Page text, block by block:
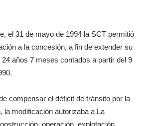
el 31 de mayo de 1994 la SCT permitió
a la concesión, a fin de extender su
años 7 meses contados a partir del 9
compensar el déficit de tránsito por la
la modificación autorizaba a La
operación, explotación